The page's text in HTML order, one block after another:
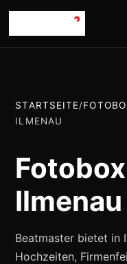
STARTSEITE/
ILMENAU
Ilmenau
Beatmaster bietet in
Hochzeiten,